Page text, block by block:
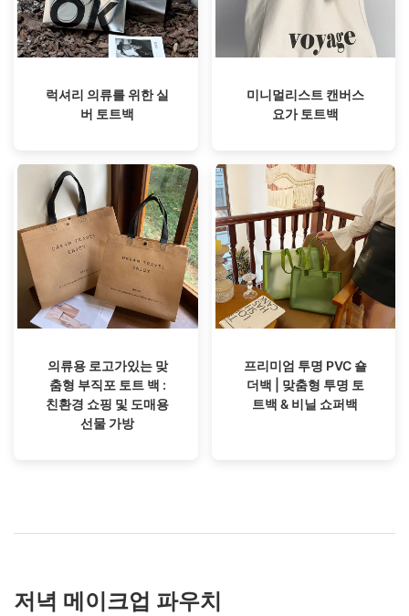
럭셔리 의류를 위한 실
버 토트백
미니멀리스트 캔버스
요가 토트백
의류용 로고가있는 맞
춤형 부직포 토트 백 :
친환경 쇼핑 및 도매용
선물 가방
프리미엄 투명 PVC 숄
더백 | 맞춤형 투명 토
트백 & 비닐 쇼퍼백
저녁 메이크업 파우치